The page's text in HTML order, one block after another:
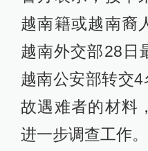
越南籍或越南裔
越南外交部28日
越南公安部转交
故遇难者的材料
进一步调查工作。